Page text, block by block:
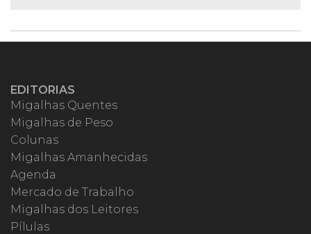
EDITORIAS
Migalhas Quentes
Migalhas de Peso
Colunas
Migalhas Amanhecidas
Agenda
Mercado de Trabalho
Migalhas dos Leitores
Pílulas